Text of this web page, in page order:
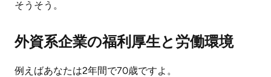
そうそう。
外資系企業の福利厚生と労働環境
例えばあなたは2年間で70歳ですよ。